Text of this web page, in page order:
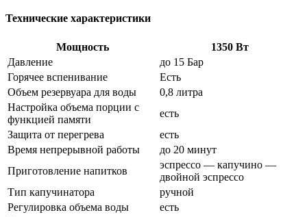
Технические характеристики
Мощность
1350 Вт
Давление
до 15 Бар
Горячее вспенивание
Есть
Объем резервуара для воды
0,8 литра
Настройка объема порции с
функцией памяти
есть
Защита от перегрева
есть
Время непрерывной работы
до 20 минут
Приготовление напитков
эспрессо — капучино —
двойной эспрессо
Тип капучинатора
ручной
Регулировка объема воды
есть